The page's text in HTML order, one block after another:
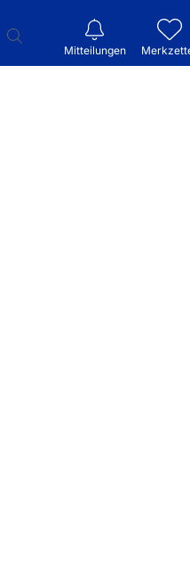
Mitteilungen